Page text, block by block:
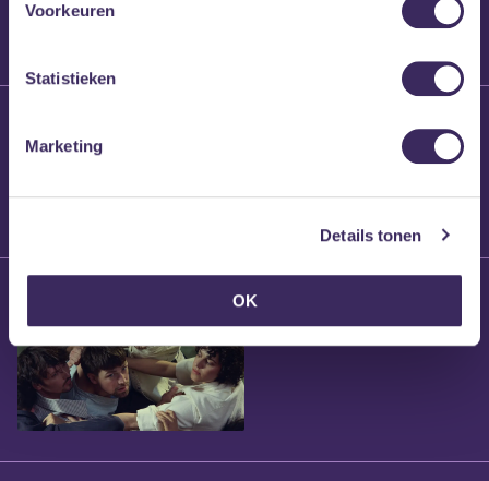
Voorkeuren
Statistieken
Marketing
Details tonen
OK
Brennt Vanneste
24 maart 2026
Willem’s Blog: Ão